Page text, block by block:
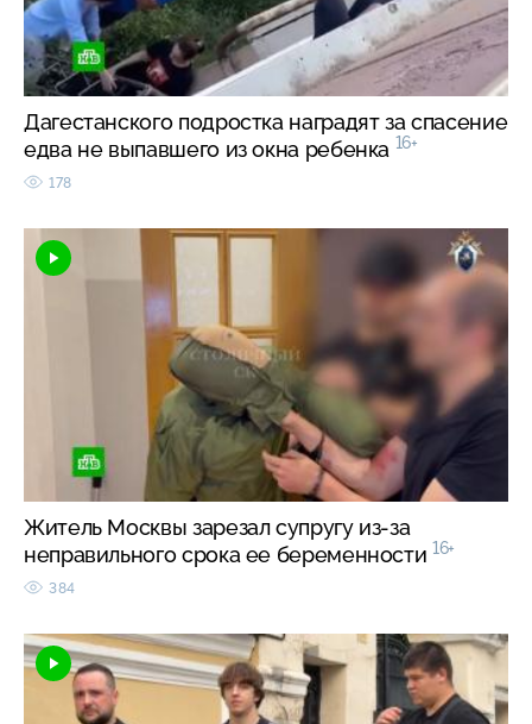
Дагестанского подростка наградят за спасение
едва не выпавшего из окна ребенка 16+
178
Житель Москвы зарезал супругу из-за
неправильного срока ее беременности 16+
384